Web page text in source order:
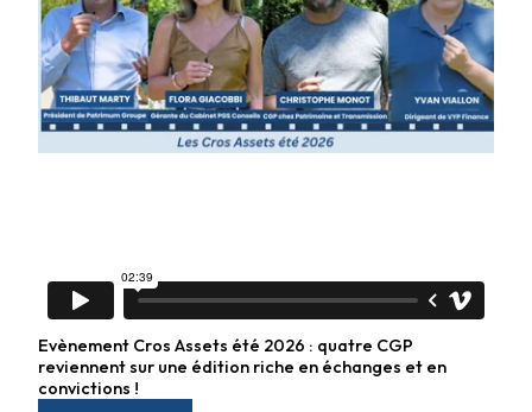
Evènement Cros Assets été 2026 : quatre CGP
reviennent sur une édition riche en échanges et en
convictions !